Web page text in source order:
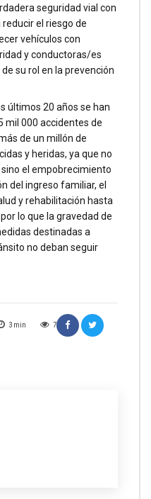
3 min 7
seguridad vial con
el riesgo de
vehículos con
y conductoras/es
su rol en la prevención
últimos 20 años se han
mil 000 accidentes de
de un millón de
y heridas, ya que no
el empobrecimiento
del ingreso familiar, el
y rehabilitación hasta
lo que la gravedad de
destinadas a
no deban seguir